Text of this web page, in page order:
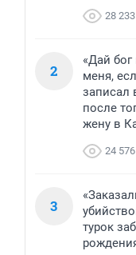
28 233
2
«Дай
меня,
записал
после
жену в
24 576
3
турок